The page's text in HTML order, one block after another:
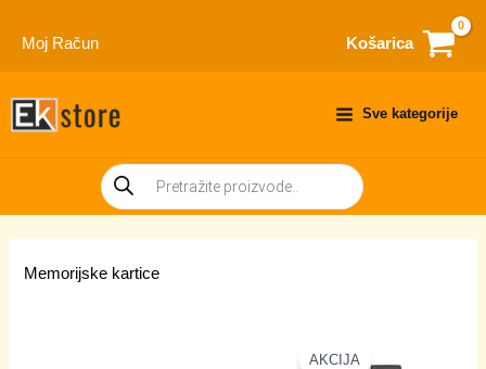
Moj Račun Košarica
Sve kategorije
Products
search
Memorijske kartice
AKCIJA